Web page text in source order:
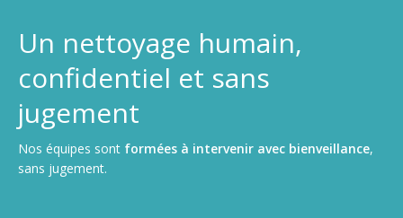
Un nettoyage humain,
confidentiel et sans
jugement
Nos équipes sont formées à intervenir avec bienveillance,
sans jugement.